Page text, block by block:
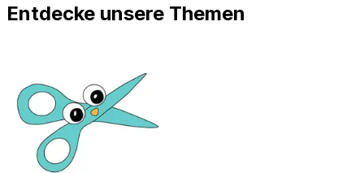
Entdecke unsere Themen